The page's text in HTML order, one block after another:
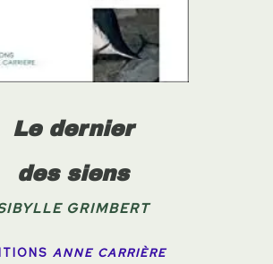
Le dernier
des siens
GRIMBERT
ANNE CARRIÈRE